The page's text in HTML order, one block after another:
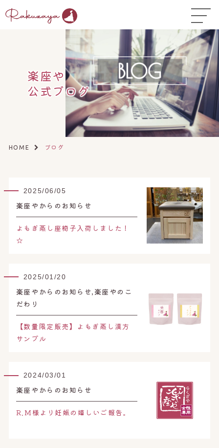
TOP
はじめての方へ
コース料金
よくある質問
お悩み温活ガイド▼
店舗一覧▼
開業サポート
オンライン予約はこちら
楽座や
公式ブログ
HOME ブログ
2025/06/05
楽座やからのお知らせ
よもぎ蒸し座椅子入荷しました！
☆
2025/01/20
楽座やからのお知らせ,楽座やのこ
だわり
【数量限定販売】よもぎ蒸し漢方
サンプル
2024/03/01
楽座やからのお知らせ
R.M様より妊娠の嬉しいご報告。